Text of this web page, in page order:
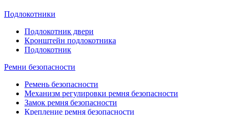
Подлокотники
Подлокотник двери
Кронштейн подлокотника
Подлокотник
Ремни безопасности
Ремень безопасности
Механизм регулировки ремня безопасности
Замок ремня безопасности
Крепление ремня безопасности